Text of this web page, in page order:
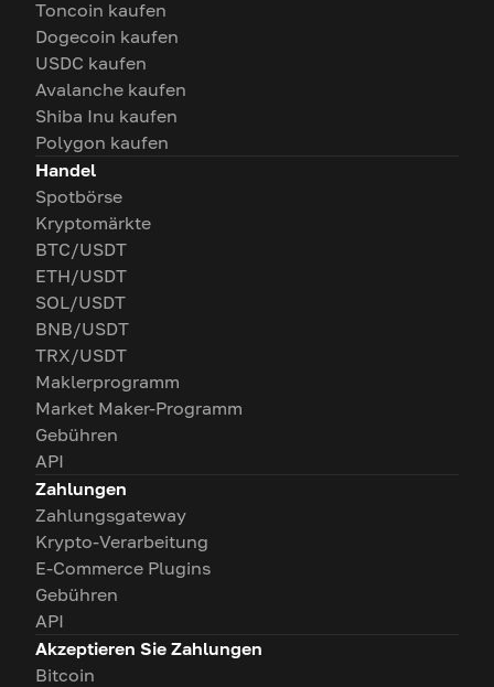
Toncoin kaufen
Dogecoin kaufen
USDC kaufen
Avalanche kaufen
Shiba Inu kaufen
Polygon kaufen
Handel
Spotbörse
Kryptomärkte
BTC/USDT
ETH/USDT
SOL/USDT
BNB/USDT
TRX/USDT
Maklerprogramm
Market Maker-Programm
Gebühren
API
Zahlungen
Zahlungsgateway
Krypto-Verarbeitung
E-Commerce Plugins
Gebühren
API
Akzeptieren Sie Zahlungen
Bitcoin